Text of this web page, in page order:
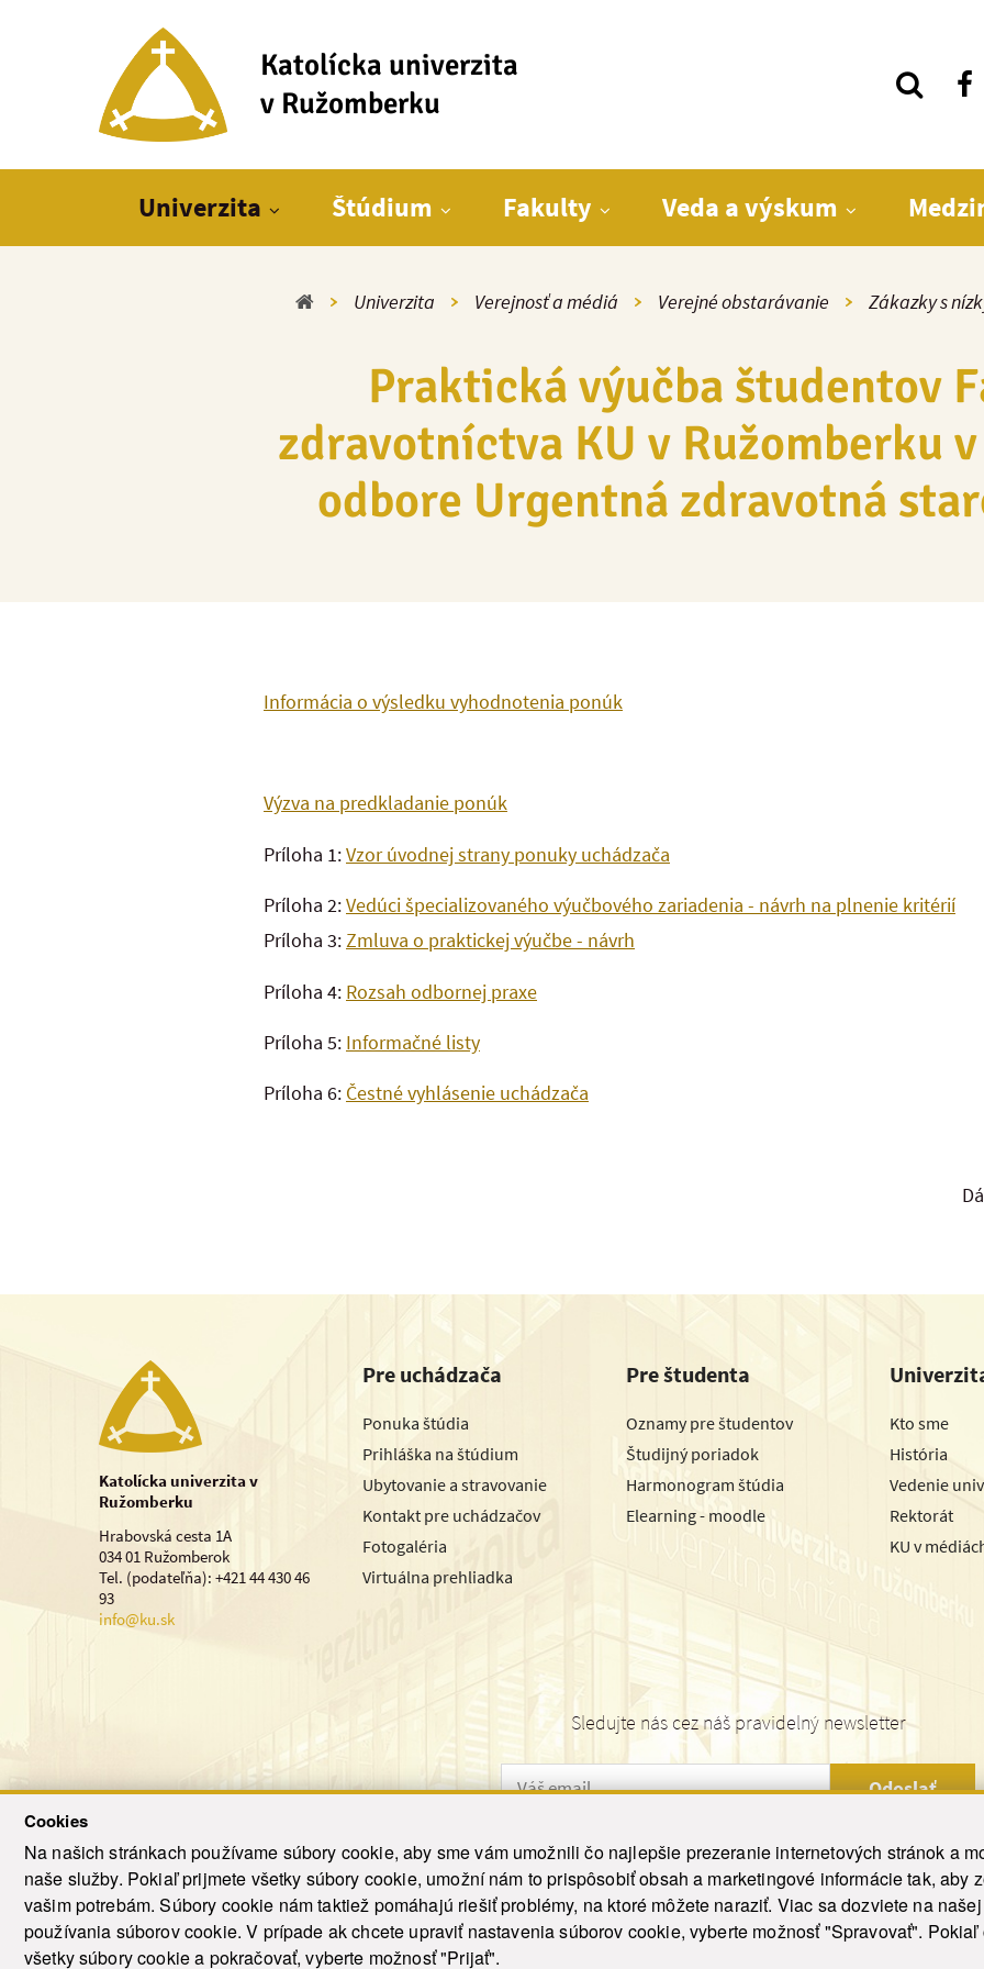
Cookies
Na našich stránkach používame súbory cookie, aby sme vám umožnili čo najlepšie prezeranie internetových stránok a
naše služby. Pokiaľ prijmete všetky súbory cookie, umožní nám to prispôsobiť obsah a marketingové informácie tak, aby
vašim potrebám. Súbory cookie nám taktiež pomáhajú riešiť problémy, na ktoré môžete naraziť. Viac sa dozviete na našej
používania súborov cookie. V prípade ak chcete upraviť nastavenia súborov cookie, vyberte možnosť "Spravovať".
všetky súbory cookie a pokračovať, vyberte možnosť "Prijať".
Katolícka univerzita
v Ružomberku
Univerzita Štúdium Fakulty Veda a výskum
DomovUniverzita Verejnosť a médiá Verejné obstarávanie Zákazky s
Praktická výučba študentov
zdravotníctva KU v Ružomberku
odbore Urgentná zdravotná
Informácia o výsledku vyhodnotenia ponúk
Výzva na predkladanie ponúk
Príloha 1:Vzor úvodnej strany ponuky uchádzača
Príloha 2:Vedúci špecializovaného výučbového zariadenia - návrh na plnenie kritérií
Príloha 3:Zmluva o praktickej výučbe - návrh
Príloha 4: Rozsah odbornej praxe
Príloha 5: Informačné listy
Príloha 6: Čestné vyhlásenie uchádzača
Katolícka univerzita v
Ružomberku
Hrabovská cesta 1A
034 01 Ružomberok
Tel. (podateľňa): +421 44 430 46
93
info@ku.sk
Pre uchádzača
Ponuka štúdia
Prihláška na štúdium
Ubytovanie a stravovanie
Kontakt pre uchádzačov
Fotogaléria
Virtuálna prehliadka
Pre študenta
Oznamy pre študentov
Študijný poriadok
Harmonogram štúdia
Elearning - moodle
Kto sme
História
Vedenie
Rektorát
KU v
Sledujte nás cez náš pravidelný newsletter
Odoslať
© 2021-2026 ku.sk. Všetky práva vyhradené. | Ochrana osobných údajov | Vyhlásenie o prístupnosti
This site is protected by reCAPTCHA and the Google Privacy Policy and Terms of Service
Tvorba stránky WebCreators.sk | Webhosting HostCreators